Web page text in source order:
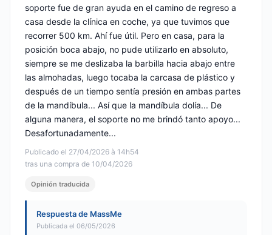
Publicado el 27/04/2026 à 14h54
tras una compra de 10/04/2026
soporte fue de gran ayuda en el camino de regreso a
casa desde la clínica en coche, ya que tuvimos que
recorrer 500 km. Ahí fue útil. Pero en casa, para la
posición boca abajo, no pude utilizarlo en absoluto,
siempre se me deslizaba la barbilla hacia abajo entre
las almohadas, luego tocaba la carcasa de plástico y
después de un tiempo sentía presión en ambas partes
de la mandíbula... Así que la mandíbula dolía... De
alguna manera, el soporte no me brindó tanto apoyo...
Desafortunadamente...
Opinión traducida
Respuesta de MassMe
Publicada el 06/05/2026